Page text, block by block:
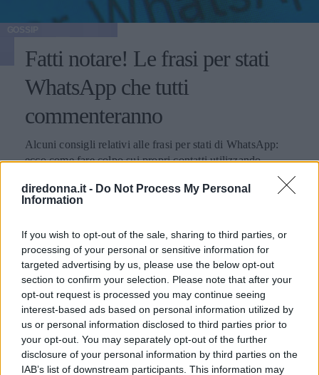
diredonna.it - Do Not Process My Personal
Information
If you wish to opt-out of the sale, sharing to third parties, or
processing of your personal or sensitive information for
targeted advertising by us, please use the below opt-out
section to confirm your selection. Please note that after your
opt-out request is processed you may continue seeing
interest-based ads based on personal information utilized by
us or personal information disclosed to third parties prior to
your opt-out. You may separately opt-out of the further
disclosure of your personal information by third parties on the
IAB’s list of downstream participants. This information may
Fatti notare! Le frasi per stati
WhatsApp che tutti
commenteranno
Alcuni consigli relativi alle frasi per stati di WhatsApp:
ecco come fare colpo sui propri contatti utilizzando
PERDITA DURANGO